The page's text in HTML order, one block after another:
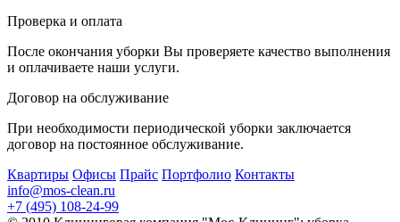
Проверка и оплата
После окончания уборки Вы проверяете качество выполнения
и оплачиваете наши услуги.
Договор на обслуживание
При необходимости периодической уборки заключается
договор на постоянное обслуживание.
Квартиры Офисы Прайс Портфолио Контакты
info@mos-clean.ru
+7 (495) 108-24-99